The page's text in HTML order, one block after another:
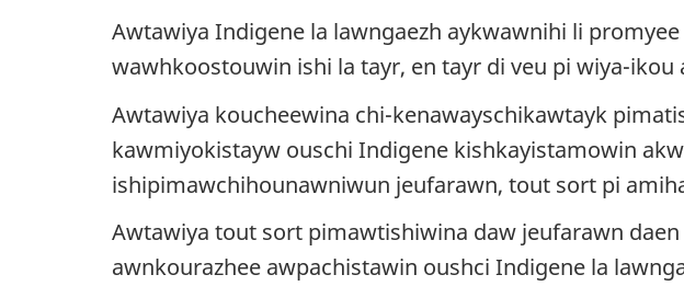
Awtawiya Indigene la lawngaezh aykwawnihi li
wawhkoostouwin ishi la tayr, en tayr di veu pi wiya-
Awtawiya koucheewina chi-kenawayschikawtayk
kawmiyokistayw ouschi Indigene kishkayistamowin
ishipimawchihounawniwun jeufarawn, tout sort pi
Awtawiya tout sort pimawtishiwina daw jeufarawn
awnkourazhee awpachistawin oushci Indigene la